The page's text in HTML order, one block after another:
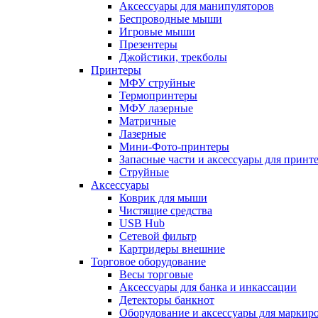
Аксессуары для манипуляторов
Беспроводные мыши
Игровые мыши
Презентеры
Джойстики, трекболы
Принтеры
МФУ струйные
Термопринтеры
МФУ лазерные
Матричные
Лазерные
Мини-Фото-принтеры
Запасные части и аксессуары для
Струйные
Аксессуары
Коврик для мыши
Чистящие средства
USB Hub
Сетевой фильтр
Картридеры внешние
Торговое оборудование
Весы торговые
Аксессуары для банка и инкассации
Детекторы банкнот
Оборудование и аксессуары для